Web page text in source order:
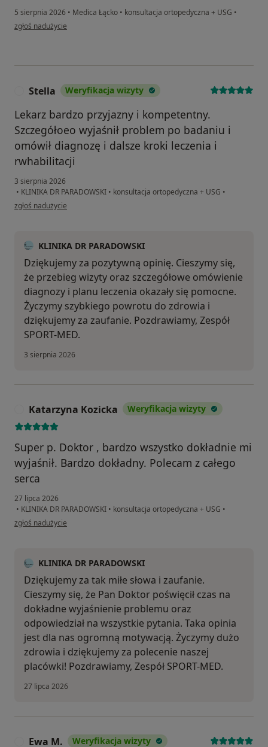
5 sierpnia 2026 • Medica Łącko • konsultacja ortopedyczna + USG •
w opinii użytkownika D.K
zgłoś nadużycie
Stella Weryfikacja wizyty
Lekarz bardzo przyjazny i kompetentny.
Szczegółoeo wyjaśnił problem po badaniu i
omówił diagnozę i dalsze kroki leczenia i
rwhabilitacji
3 sierpnia 2026
• KLINIKA DR PARADOWSKI • konsultacja ortopedyczna + USG •
w opinii użytkownika Stella
zgłoś nadużycie
KLINIKA DR PARADOWSKI
Dziękujemy za pozytywną opinię. Cieszymy się,
że przebieg wizyty oraz szczegółowe omówienie
diagnozy i planu leczenia okazały się pomocne.
Życzymy szybkiego powrotu do zdrowia i
dziękujemy za zaufanie. Pozdrawiamy, Zespół
SPORT-MED.
3 sierpnia 2026
Katarzyna Kozicka Weryfikacja wizyty
Super p. Doktor , bardzo wszystko dokładnie mi
wyjaśnił. Bardzo dokładny. Polecam z całego
serca
27 lipca 2026
• KLINIKA DR PARADOWSKI • konsultacja ortopedyczna + USG •
w opinii użytkownika Katarzyna Kozicka
zgłoś nadużycie
KLINIKA DR PARADOWSKI
Dziękujemy za tak miłe słowa i zaufanie.
Cieszymy się, że Pan Doktor poświęcił czas na
dokładne wyjaśnienie problemu oraz
odpowiedział na wszystkie pytania. Taka opinia
jest dla nas ogromną motywacją. Życzymy dużo
zdrowia i dziękujemy za polecenie naszej
placówki! Pozdrawiamy, Zespół SPORT-MED.
27 lipca 2026
Ewa M. Weryfikacja wizyty